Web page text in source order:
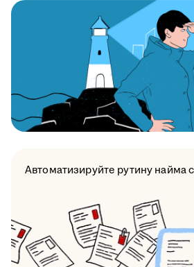
Автоматизируйте рутину